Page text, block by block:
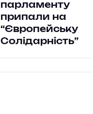
парламенту
припали на
“Європейську
Солідарність”